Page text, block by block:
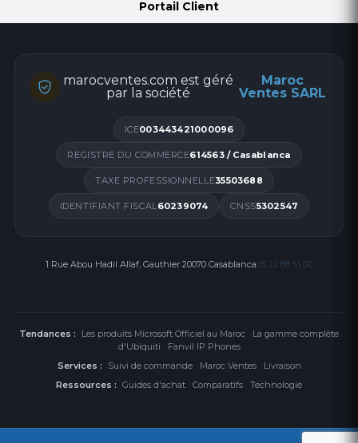
Portail Client
marocventes.com est géré
par la société
Maroc
Ventes SARL
ICE003443421000096
REGISTRE DU COMMERCE614563 / Casablanca
TAXE PROFESSIONNELLE35503688
IDENTIFIANT FISCAL60239074 CNSS5302547
1 Rue Abou Hadil Allaf, Gauthier 20070 Casablanca05 22 88 51 00
Tendances : Les produits Microsoft Officiel au Maroc · La gamme complète
d'Ubiquiti · Fanvil IP Phones
Services :
Suivi de commande· Maroc Ventes· Livraison
Ressources : Guides d'achat · Comparatifs · Technologie